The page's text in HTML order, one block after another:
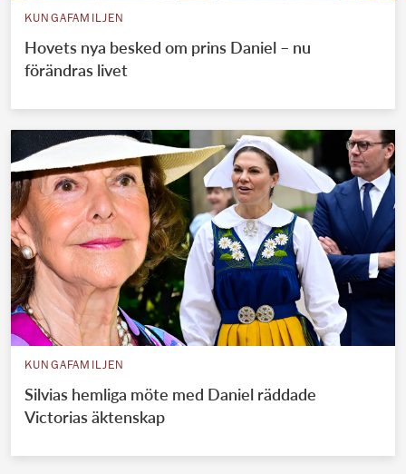
KUNGAFAMILJEN
Hovets nya besked om prins Daniel – nu
förändras livet
KUNGAFAMILJEN
Silvias hemliga möte med Daniel räddade
Victorias äktenskap